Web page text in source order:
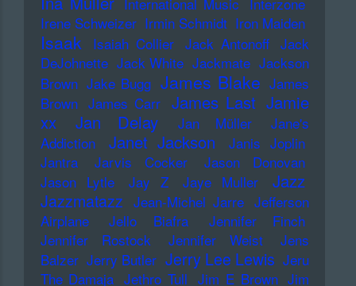
Irene Schweizer Irmin Schmidt Iron Maiden
Isaak Isaiah Collier Jack Antonoff Jack
DeJohnette Jack White Jackmate Jackson
Brown Jake Bugg James Blake James
Brown James Carr James Last Jamie
xx
Jan Delay Jan Müller
Jane's
Addiction
Janet Jackson
Janis Joplin
Jantra
Jarvis Cocker
Jason Donovan
Jason Lytle
Jay Z Jaye Muller Jazz
Jazzmatazz Jean-Michel Jarre Jefferson
Airplane
Jello Biafra
Jennifer Finch
Jennifer Rostock
Jennifer Weist
Jens
Balzer Jerry Butler Jerry Lee Lewis Jeru
The Damaja Jethro Tull Jim E Brown Jim